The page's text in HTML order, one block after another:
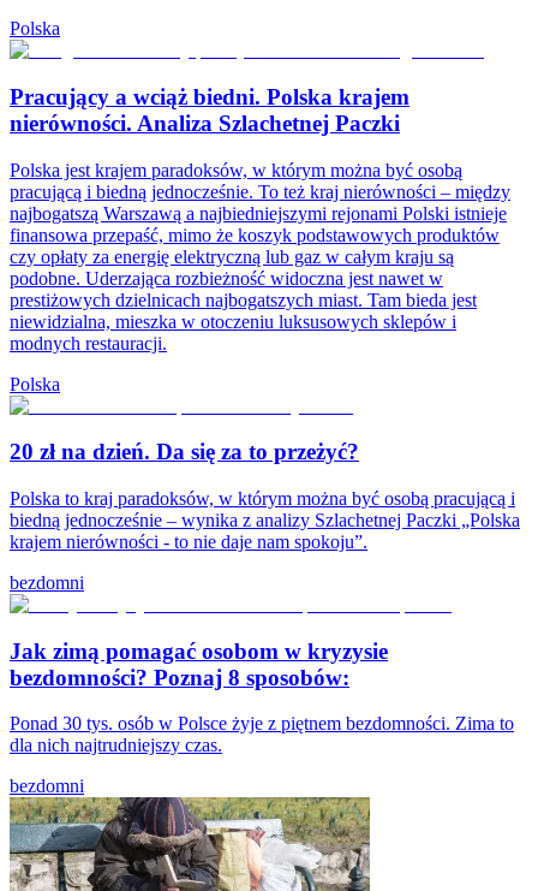
Polska
Pracujący a wciąż biedni. Polska krajem
nierówności. Analiza Szlachetnej Paczki
Polska jest krajem paradoksów, w którym można być osobą
pracującą i biedną jednocześnie. To też kraj nierówności – między
najbogatszą Warszawą a najbiedniejszymi rejonami Polski istnieje
finansowa przepaść, mimo że koszyk podstawowych produktów
czy opłaty za energię elektryczną lub gaz w całym kraju są
podobne. Uderzająca rozbieżność widoczna jest nawet w
prestiżowych dzielnicach najbogatszych miast. Tam bieda jest
niewidzialna, mieszka w otoczeniu luksusowych sklepów i
modnych restauracji.
Polska
20 zł na dzień. Da się za to przeżyć?
Polska to kraj paradoksów, w którym można być osobą pracującą i
biedną jednocześnie – wynika z analizy Szlachetnej Paczki „Polska
krajem nierówności - to nie daje nam spokoju”.
bezdomni
Jak zimą pomagać osobom w kryzysie
bezdomności? Poznaj 8 sposobów:
Ponad 30 tys. osób w Polsce żyje z piętnem bezdomności. Zima to
dla nich najtrudniejszy czas.
bezdomni